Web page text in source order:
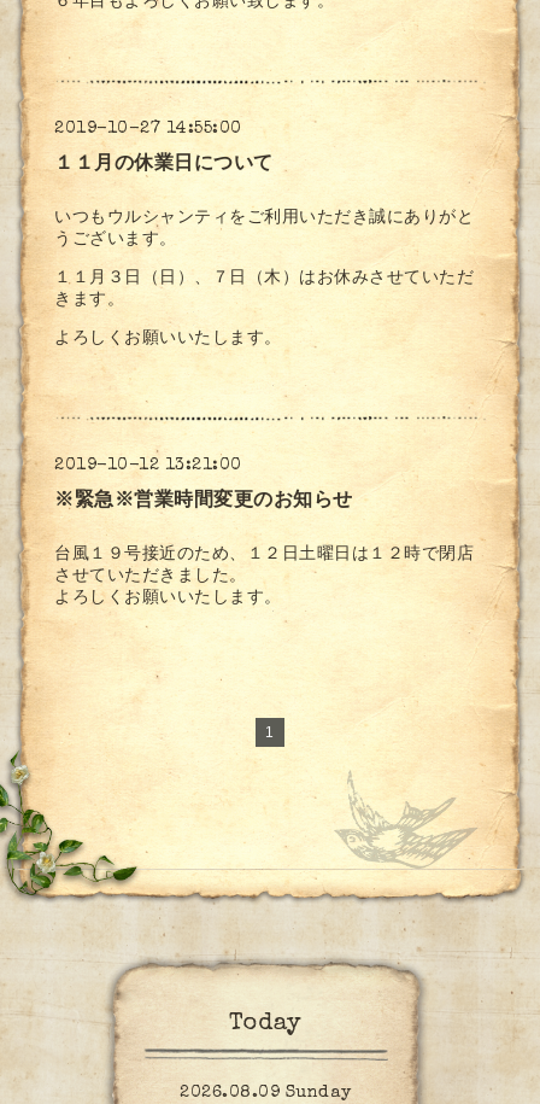
2019-10-27 14:55:00
１１月の休業日について
いつもウルシャンティをご利用いただき誠にありがと
うございます。
１１月３日（日）、７日（木）はお休みさせていただ
きます。
よろしくお願いいたします。
2019-10-12 13:21:00
※緊急※営業時間変更のお知らせ
台風１９号接近のため、１２日土曜日は１２時で閉店
させていただきました。
よろしくお願いいたします。
1
Today
2026.08.09 Sunday